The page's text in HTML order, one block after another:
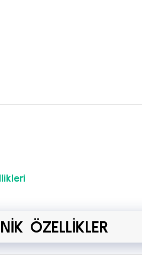
ÖZELLİKLER